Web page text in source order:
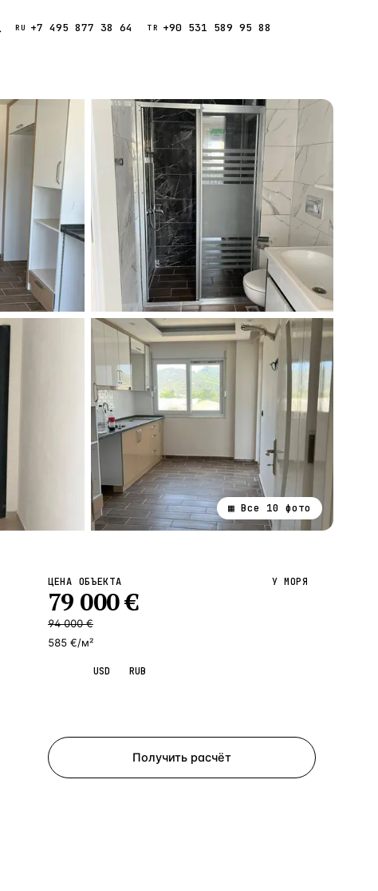
RU +7 495 877 38 64 TR +90 531 589 95 88
Кипр
Таиланд
▦ Все 10 фото
ЦЕНА ОБЪЕКТА
79 000€
94 000 €
585 €/м²
У МОРЯ
USD RUB
Получить расчёт